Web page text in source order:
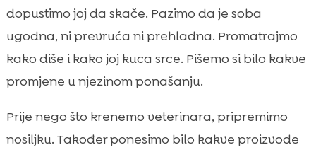
dopustimo joj da skače. Pazimo da je soba
ugodna, ni prevruća ni prehladna. Promatrajmo
kako diše i kako joj kuca srce. Pišemo si bilo kakve
promjene u njezinom ponašanju.
Prije nego što krenemo veterinara, pripremimo
nosiljku. Također ponesimo bilo kakve proizvode